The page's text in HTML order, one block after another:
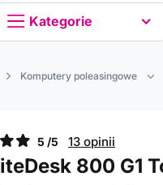
Kategorie
Komputery poleasingowe
5 /5 13 opinii
800 G1